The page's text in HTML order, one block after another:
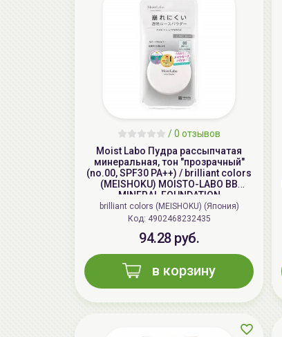
/0 отзывов
Moist Labo Пудра рассыпчатая
минеральная, тон "прозрачный"
(no.00, SPF30 PA++) / brilliant colors
(MEISHOKU) MOISTO-LABO BB
MINERAL FOUNDATION
brilliant colors (MEISHOKU) (Япония)
Код: 4902468232435
94.28 руб.
в корзину